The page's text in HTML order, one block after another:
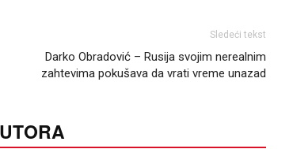
Sledeći tekst
Darko Obradović – Rusija svojim nerealnim
zahtevima pokušava da vrati vreme unazad